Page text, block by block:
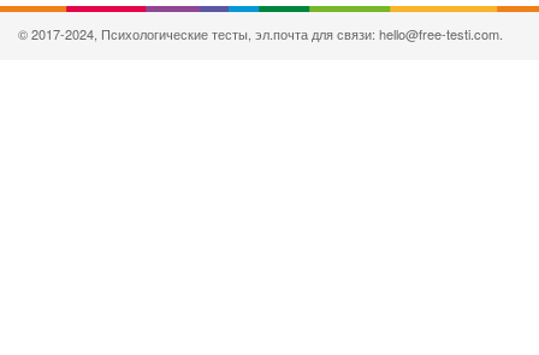
© 2017-2024, Психологические тесты, эл.почта для связи: hello@free-testi.com.